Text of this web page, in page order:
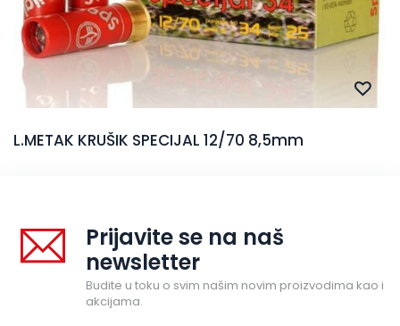
L.METAK KRUŠIK SPECIJAL 12/70 8,5mm
Prijavite se na naš
newsletter
Budite u toku o svim našim novim proizvodima kao i
akcijama.